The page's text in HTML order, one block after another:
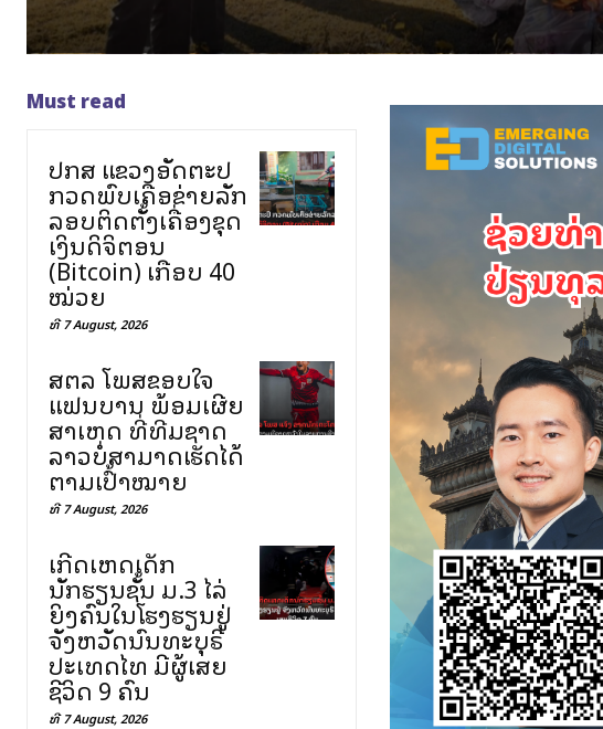
Must read
ປກສ ແຂວງອັດຕະປື
ກວດພົບເຄືອຂ່າຍລັກ
ລອບຕິດຕັ້ງເຄື່ອງຂຸດ
ເງິນດິຈິຕອນ
(Bitcoin) ເກືອບ 40
ໝ່ວຍ
ທີ 7 August, 2026
ສຕລ ໂພສຂອບໃຈ
ແຟນບານ ພ້ອມເຜີຍ
ສາເຫດ ທີ່ທີມຊາດ
ລາວບໍ່ສາມາດເຮັດໄດ້
ຕາມເປົ້າໝາຍ
ທີ 7 August, 2026
ເກີດເຫດເດັກ
ນັກຮຽນຊັ້ນ ມ.3 ໄລ່
ຍິງຄົນໃນໂຮງຮຽນຢູ່
ຈັງຫວັດນົນທະບຸຣີ
ປະເທດໄທ ມີຜູ້ເສຍ
ຊີວິດ 9 ຄົນ
ທີ 7 August, 2026